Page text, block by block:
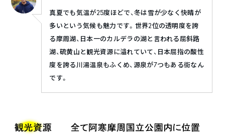
真夏でも気温が25度ほどで、冬は雪が少なく快晴が
多いという気候も魅力です。世界2位の透明度を誇
る摩周湖、日本一のカルデラの湖と言われる屈斜路
湖、硫黄山と観光資源に溢れていて、日本屈指の酸性
度を誇る川湯温泉もふくめ、源泉が7つもある街なん
です。